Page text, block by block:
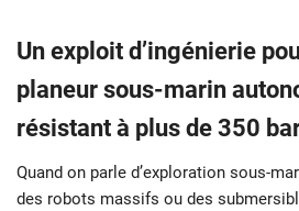
Un exploit d’ingénierie
planeur sous-marin
résistant à plus de 350
Quand on parle d’exploration sous-
des robots massifs ou des